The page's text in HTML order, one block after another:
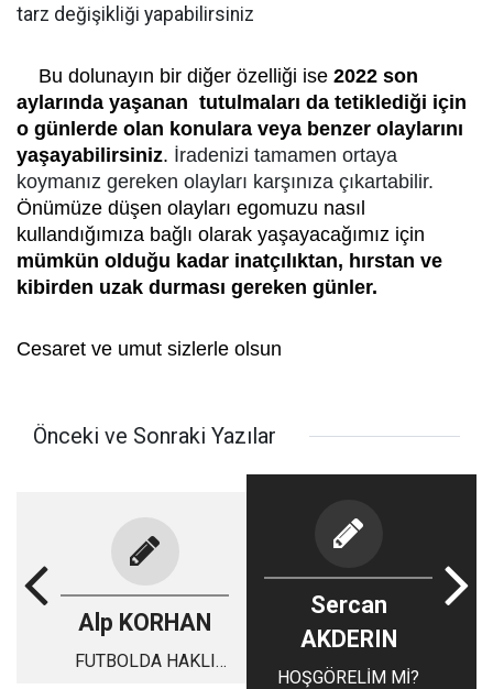
tarz değişikliği yapabilirsiniz
Bu dolunayın bir diğer özelliği ise 2022 son
aylarında yaşanan tutulmaları da tetiklediği için
o günlerde olan konulara veya benzer olaylarını
yaşayabilirsiniz. İradenizi tamamen ortaya
koymanız gereken olayları karşınıza çıkartabilir.
Önümüze düşen olayları egomuzu nasıl
kullandığımıza bağlı olarak yaşayacağımız için
mümkün olduğu kadar inatçılıktan, hırstan ve
kibirden uzak durması gereken günler.
Cesaret ve umut sizlerle olsun
Önceki ve Sonraki Yazılar
Alp KORHAN
FUTBOLDA HAKLI
Sercan
AKDERIN
HOŞGÖRELİM Mİ?